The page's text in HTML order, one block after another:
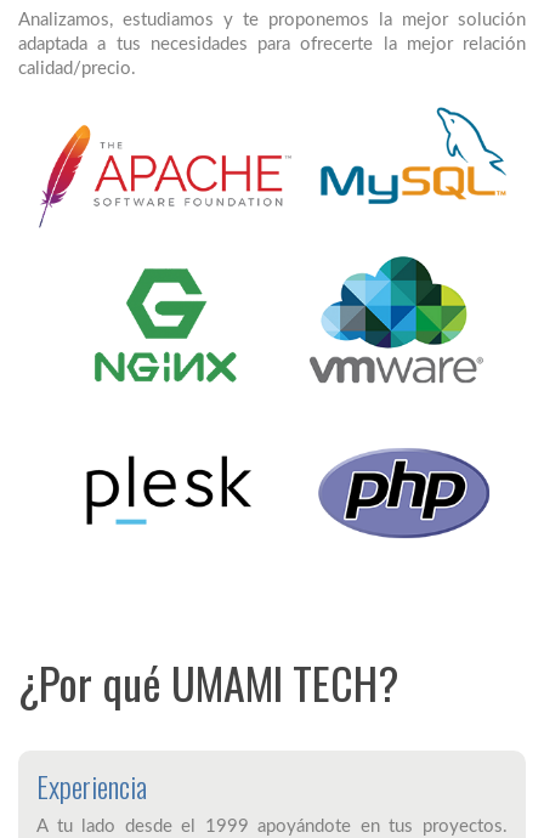
Analizamos, estudiamos y te proponemos la mejor solución
adaptada a tus necesidades para ofrecerte la mejor relación
calidad/precio.
¿Por qué UMAMI TECH?
Experiencia
A tu lado desde el 1999 apoyándote en tus proyectos.